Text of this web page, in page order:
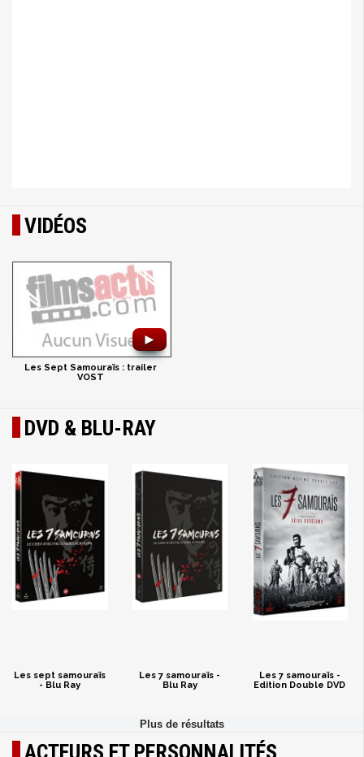
VIDÉOS
►
Les Sept Samouraïs : trailer
VOST
DVD & BLU-RAY
Les sept samouraïs
- Blu Ray
Les 7 samouraïs -
Blu Ray
Les 7 samouraïs -
Edition Double DVD
ACTEURS ET PERSONNALITÉS